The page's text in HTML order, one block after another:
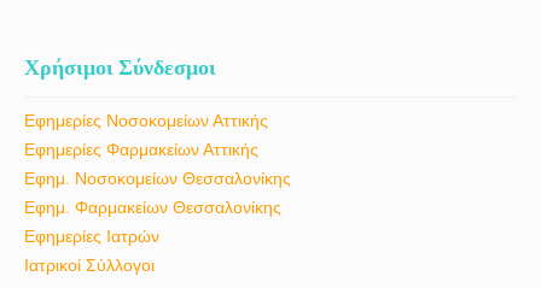
Χρήσιμοι Σύνδεσμοι
Εφημερίες Νοσοκομείων Αττικής
Εφημερίες Φαρμακείων Αττικής
Εφημ. Νοσοκομείων Θεσσαλονίκης
Εφημ. Φαρμακείων Θεσσαλονίκης
Εφημερίες Ιατρών
Ιατρικοί Σύλλογοι